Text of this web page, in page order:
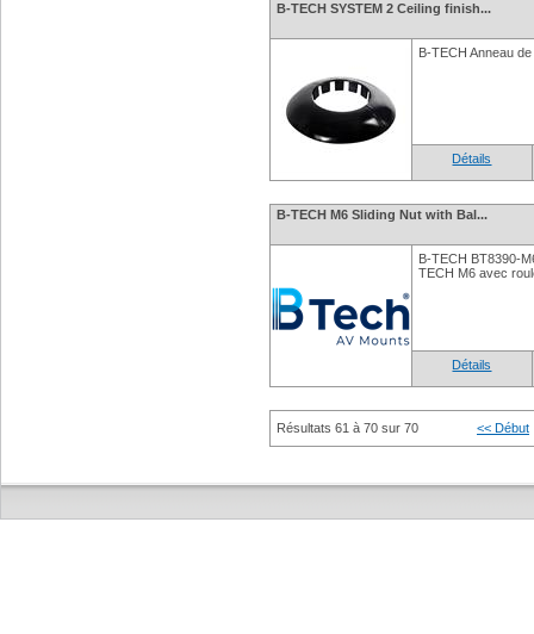
B-TECH SYSTEM 2 Ceiling finish...
B-TECH Anneau
Détails
B-TECH M6 Sliding Nut with Bal...
B-TECH BT8390-
TECH M6 avec
Détails
Résultats 61 à 70 sur 70 << Début